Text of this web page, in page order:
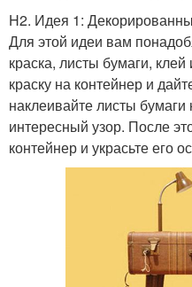
H2. Идея 1:
Для этой идеи вам
краска, листы бумаги,
краску на контейнер и
наклеивайте листы бумаги
интересный узор. После
контейнер и украсьте его